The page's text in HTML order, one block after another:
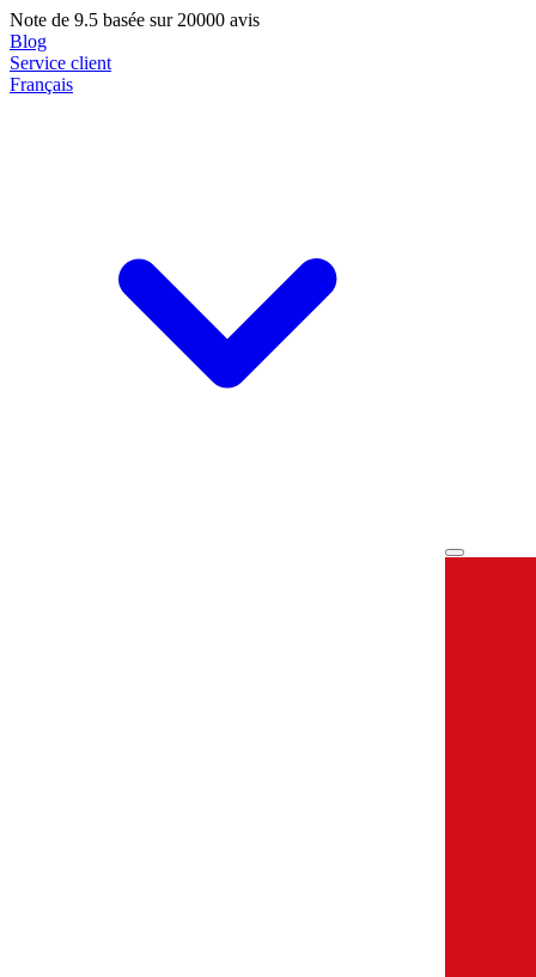
Note de 9.5 basée sur 20000 avis
Blog
Service client
Français